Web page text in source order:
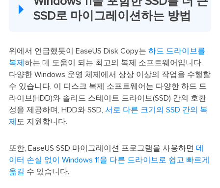
SSD로 마이그레이션하는 방법
위에서 언급했듯이 EaseUS Disk Copy는 하드 드라이브를
복제 하는 데 도움이 되는 최고의 복제 소프트웨어입니다.
다양한 Windows 운영 체제에서 상상 이상의 작업을 수행할
수 있습니다. 이 디스크 복제 소프트웨어는 다양한 하드 드
라이브(HDD)와 솔리드 스테이트 드라이브(SSD) 간의 호환
성을 제공하며, HDD와 SSD, 서로 다른 크기의 SSD 간의 복
제 도 지원합니다.
또한, EaseUS SSD 마이그레이션 프로그램을 사용하면 데
이터 손실 없이 Windows 11을 다른 드라이브로 쉽고 빠르게
옮길 수 있습니다.